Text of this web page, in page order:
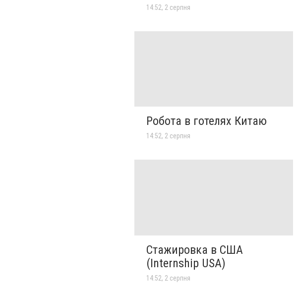
14:52, 2 серпня
Робота в готелях Китаю
14:52, 2 серпня
Стажировка в США
(Internship USA)
14:52, 2 серпня